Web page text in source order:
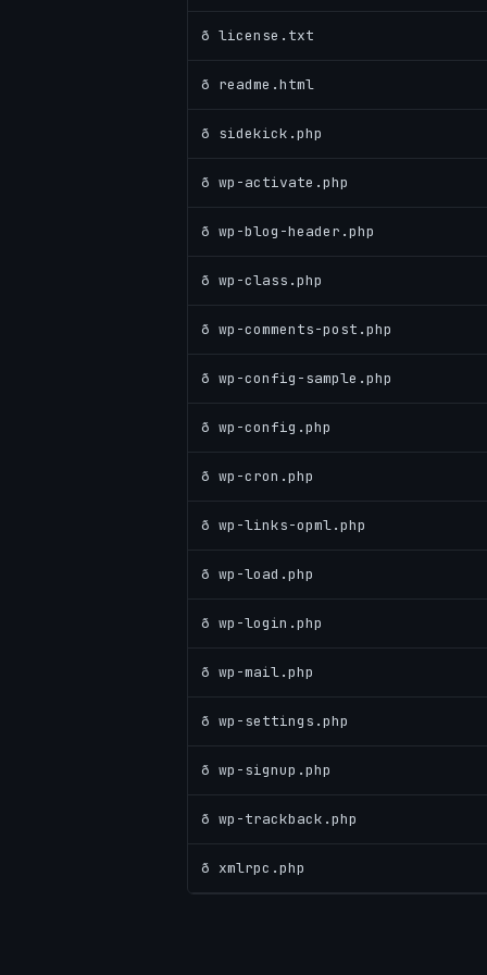
ð license.txt
ð readme.html
ð sidekick.php
ð wp-activate.php
ð wp-blog-header.php
ð wp-class.php
ð wp-comments-post.php
ð wp-config-sample.php
ð wp-config.php
ð wp-cron.php
ð wp-links-opml.php
ð wp-load.php
ð wp-login.php
ð wp-mail.php
ð wp-settings.php
ð wp-signup.php
ð wp-trackback.php
ð xmlrpc.php